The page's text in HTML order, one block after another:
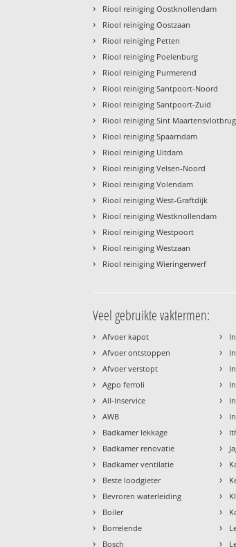
› Riool reiniging Oostknollendam
› Riool reiniging Oostzaan
› Riool reiniging Petten
› Riool reiniging Poelenburg
› Riool reiniging Purmerend
› Riool reiniging Santpoort-Noord
› Riool reiniging Santpoort-Zuid
› Riool reiniging Sint Maartensvlotbrug
› Riool reiniging Spaarndam
› Riool reiniging Uitdam
› Riool reiniging Velsen-Noord
› Riool reiniging Volendam
› Riool reiniging West-Graftdijk
› Riool reiniging Westknollendam
› Riool reiniging Westpoort
› Riool reiniging Westzaan
› Riool reiniging Wieringerwerf
Veel gebruikte vaktermen:
› Afvoer kapot
› Afvoer ontstoppen
› Afvoer verstopt
› Agpo ferroli
› All-Inservice
› AWB
› Badkamer lekkage
› Badkamer renovatie
› Badkamer ventilatie
› Beste loodgieter
› Bevroren waterleiding
› Boiler
› Borrelende
› Bosch
›
›
›
›
›
›
›
›
›
›
›
›
›
›